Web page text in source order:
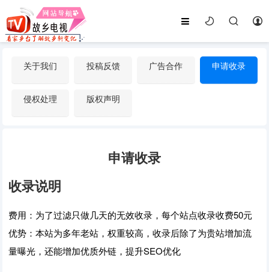
关于我们 投稿反馈 广告合作 申请收录
侵权处理 版权声明
申请收录
收录说明
费用：为了过滤只做几天的无效收录，每个站点收录收费50元
优势：本站为多年老站，权重较高，收录后除了为贵站增加流
量曝光，还能增加优质外链，提升SEO优化